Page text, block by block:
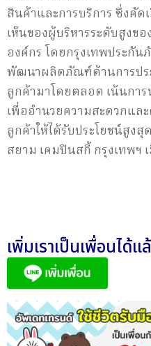
สินค้าและการบริการ ซึ่งคัด
เห็นของผู้บริหารระดับสูงขอ
องค์กร โดยกรุงเทพประกัน
พัฒนาผลิตภัณฑ์ด้านการปร
ลูกค้ามาโดยตลอด เน้นกา
เพื่ออำนวยความสะดวกแล
ลูกค้าให้ได้รับประโยชน์สูง
สยาม เคมปินสกี้ กรุงเทพฯ
เพิ่มเราเป็นเพื่อนได้